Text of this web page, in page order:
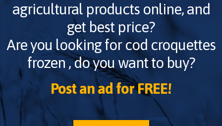
agricultural products online, and
get best price?
Are you looking for cod croquettes
frozen, do you want to buy?
Post an ad for FREE!